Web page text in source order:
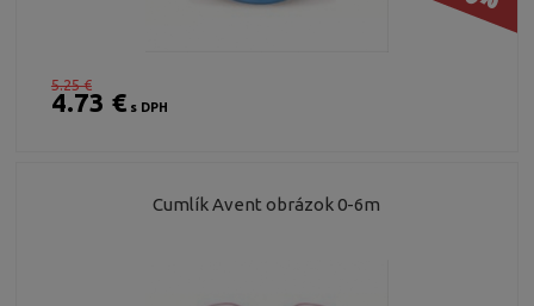
5.25 €
4.73 €s DPH
Cumlík Avent obrázok 0-6m